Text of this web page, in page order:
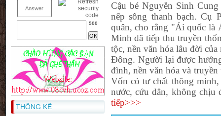
500
THỐNG KÊ
Cậu bé Nguyễn Sinh
nếp sống thanh bạch. Cụ
quân, cho rằng "Ái quốc là
Minh đã tiếp thu truyền
tộc, nền văn hóa lâu đời
Đông. Người lại được
đình, nền văn hóa và
Vốn có tư chất thông
nước, cứu dân, không
tiếp>>>